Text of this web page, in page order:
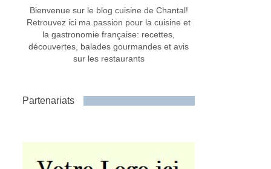
Bienvenue sur le blog cuisine de Chantal!
Retrouvez ici ma passion pour la cuisine et
la gastronomie française: recettes,
découvertes, balades gourmandes et avis
sur les restaurants
Partenariats